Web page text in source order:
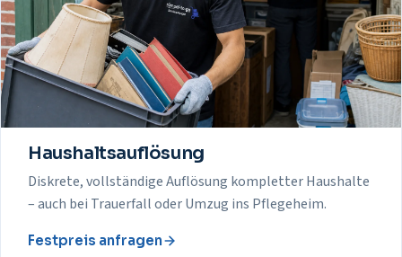
Haushaltsauflösung
Diskrete, vollständige Auflösung kompletter Haushalte
– auch bei Trauerfall oder Umzug ins Pflegeheim.
Festpreis anfragen